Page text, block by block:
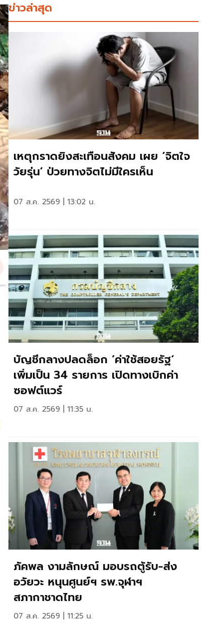
ข่าวล่าสุด
เหตุกราดยิงสะเทือนสังคม เผย ‘จิตใจ
วัยรุ่น’ ป่วยทางจิตไม่มีใครเห็น
07 ส.ค. 2569 | 13:02 น.
บัญชีกลางปลดล็อก ‘ค่าใช้สอยรัฐ‘
เพิ่มเป็น 34 รายการ เปิดทางเบิกค่า
ซอฟต์แวร์
07 ส.ค. 2569 | 11:35 น.
ภัคพล งามลักษณ์ มอบรถตู้รับ-ส่ง
อวัยวะ หนุนศูนย์ฯ รพ.จุฬาฯ
สภากาชาดไทย
07 ส.ค. 2569 | 11:25 น.